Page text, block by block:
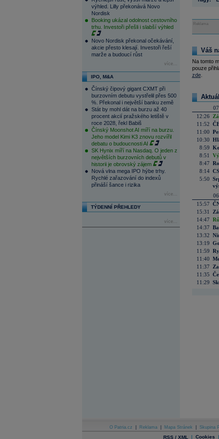
výhled. Lilly překonává Novo
Nordisk
Booking ukázal odolnost cestovního
trhu. Investoři přešli i slabší výhled
Novo Nordisk překonal očekávání,
akcie přesto klesají. Investoři řeší
marže a budoucí růst
více...
IPO, M&A
Čínský čipový gigant CXMT při
burzovním debutu vystřelil přes 500
%. Překonal i největší banku země
Stát by mohl dát na burzu až 40
procent akcií pražského letiště v
roce 2028, řekl Babiš
Čínský Moonshot AI míří na burzu.
Jeho model Kimi K3 znovu rozvířil
debatu o budoucnosti AI
SK Hynix míří na Nasdaq. O jeden z
největších burzovních debutů v
historii je obrovský zájem
Nová vlna mega IPO hýbe trhy.
Rychlé zařazování do indexů
přináší šance i rizika
více...
TÝDENNÍ PŘEHLEDY
více...
Reklama
Váš
Na tomto
pouze
zde.
12:26
11:52
11:00
10:30
8:59
8:51
8:47
8:14
5:50
15:57
15:31
14:47
14:37
13:32
13:19
11:59
11:40
11:37
11:35
11:29
O Patria.cz Reklama Mapa Stránek Skupina
RSS / XML | Cookies |